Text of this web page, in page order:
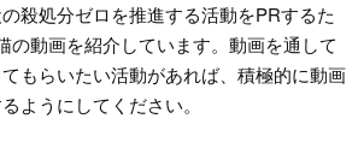
殺処分ゼロを推進する活動をPRするた
の動画を紹介しています。動画を通して
もらいたい活動があれば、積極的に動画
ようにしてください。